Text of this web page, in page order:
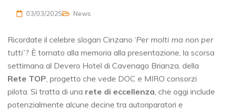
03/03/2025 News
Ricordate il celebre slogan Cinzano ‘Per molti ma non per
tutti’? È tornato alla memoria alla presentazione, la scorsa
settimana al Devero Hotel di Cavenago Brianza, della
Rete TOP, progetto che vede DOC e MIRO consorzi
pilota. Si tratta di una rete di eccellenza, che oggi include
potenzialmente alcune decine tra autoriparatori e